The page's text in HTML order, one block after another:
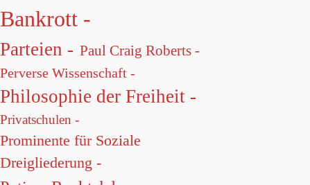
Bankrott -
Parteien - Paul Craig Roberts -
Perverse Wissenschaft -
Philosophie der Freiheit -
Privatschulen -
Prominente für Soziale
Dreigliederung -